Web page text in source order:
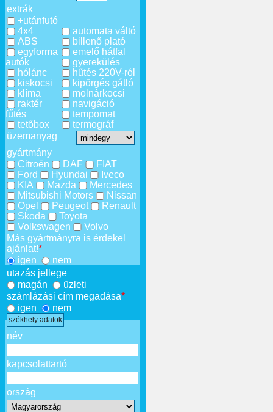
extrák
+utánfutó
4x4
ABS
egyforma
autók
hólánc
kiskocsi
klíma
raktér
fűtés
tetőbox
automata váltó
billenő plató
emelő hátfal
gyerekülés
hűtés 220V-ról
kipörgés gátló
molnárkocsi
navigáció
tempomat
termográf
üzemanyag
gyártmány
Citroën
DAF
FIAT
Ford
Hyundai
Iveco
KIA
Mazda
Mercedes
Mitsubishi Motors
Nissan
Opel
Peugeot
Renault
Skoda
Toyota
Volkswagen
Volvo
Más gyártmányra is érdekel
ajánlat!*
igen
nem
utazás jellege
magán
üzleti
számlázási cím megadása*
igen
nem
székhely adatok
név
kapcsolattartó
ország